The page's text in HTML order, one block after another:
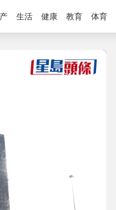
生活 健康 教育 体育